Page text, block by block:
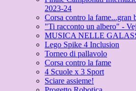
2023-24
Corsa contro la fame...gran
"Ti racconto un albero" -
MUSICA NELLE
Lego Spike 4 Inclusion
Torneo di pallavolo
Corsa contro la fame
4 Scuole x 3 Sport
Sciare assieme!